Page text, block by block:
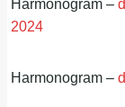
Harmonogram –
2024
Harmonogram –